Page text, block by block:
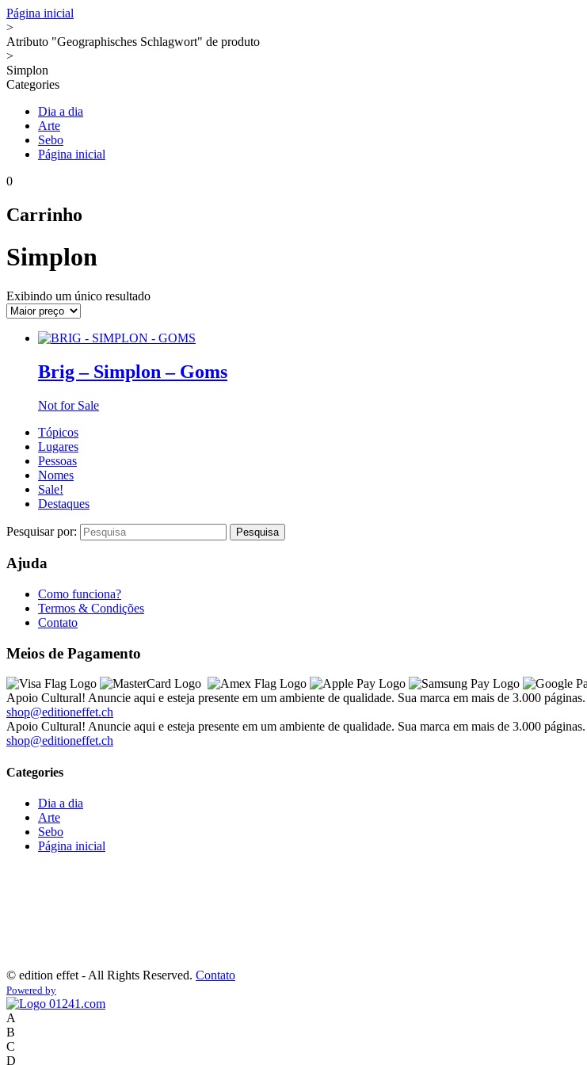
Página inicial
>
Atributo "Geographisches Schlagwort" de produto
>
Simplon
Categories
Dia a dia
Arte
Sebo
Página inicial
0
Carrinho
Simplon
Exibindo um único resultado
Brig – Simplon – Goms
Not for Sale
Tópicos
Lugares
Pessoas
Nomes
Sale!
Destaques
Pesquisar por:
Ajuda
Como funciona?
Termos & Condições
Contato
Meios de Pagamento
Apoio Cultural! Anuncie aqui e esteja presente em um ambiente de qualidade. Sua marca em mais de 3.000
shop@editioneffet.ch
Apoio Cultural! Anuncie aqui e esteja presente em um ambiente de qualidade. Sua marca em mais de 3.000
shop@editioneffet.ch
Categories
Dia a dia
Arte
Sebo
Página inicial
© edition effet - All Rights Reserved. Contato
Powered by
A
B
C
D